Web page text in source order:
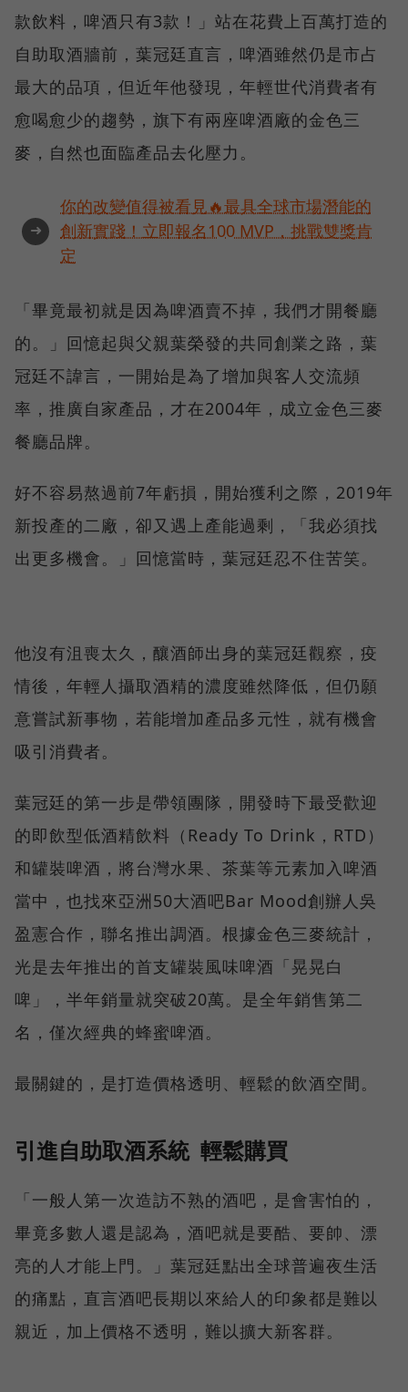
款飲料，啤酒只有3款！」站在花費上百萬打造的
自助取酒牆前，葉冠廷直言，啤酒雖然仍是市占
最大的品項，但近年他發現，年輕世代消費者有
愈喝愈少的趨勢，旗下有兩座啤酒廠的金色三
麥，自然也面臨產品去化壓力。
➜
你的改變值得被看見🔥最具全球市場潛能的
創新實踐！立即報名100 MVP，挑戰雙獎肯
定
「畢竟最初就是因為啤酒賣不掉，我們才開餐廳
的。」回憶起與父親葉榮發的共同創業之路，葉
冠廷不諱言，一開始是為了增加與客人交流頻
率，推廣自家產品，才在2004年，成立金色三麥
餐廳品牌。
好不容易熬過前7年虧損，開始獲利之際，2019年
新投產的二廠，卻又遇上產能過剩，「我必須找
出更多機會。」回憶當時，葉冠廷忍不住苦笑。
他沒有沮喪太久，釀酒師出身的葉冠廷觀察，疫
情後，年輕人攝取酒精的濃度雖然降低，但仍願
意嘗試新事物，若能增加產品多元性，就有機會
吸引消費者。
葉冠廷的第一步是帶領團隊，開發時下最受歡迎
的即飲型低酒精飲料（Ready To Drink，RTD）
和罐裝啤酒，將台灣水果、茶葉等元素加入啤酒
當中，也找來亞洲50大酒吧Bar Mood創辦人吳
盈憲合作，聯名推出調酒。根據金色三麥統計，
光是去年推出的首支罐裝風味啤酒「晃晃白
啤」，半年銷量就突破20萬。是全年銷售第二
名，僅次經典的蜂蜜啤酒。
最關鍵的，是打造價格透明、輕鬆的飲酒空間。
引進自助取酒系統 輕鬆購買
「一般人第一次造訪不熟的酒吧，是會害怕的，
畢竟多數人還是認為，酒吧就是要酷、要帥、漂
亮的人才能上門。」葉冠廷點出全球普遍夜生活
的痛點，直言酒吧長期以來給人的印象都是難以
親近，加上價格不透明，難以擴大新客群。